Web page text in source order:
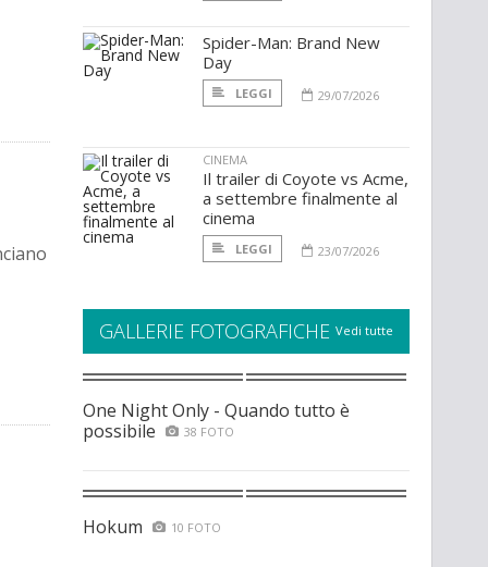
Spider-Man: Brand New
Day
LEGGI 29/07/2026
CINEMA
Il trailer di Coyote vs Acme,
a settembre finalmente al
cinema
LEGGI 23/07/2026
GALLERIE FOTOGRAFICHE Vedi tutte
One Night Only - Quando tutto è
possibile
38 FOTO
Hokum 10 FOTO